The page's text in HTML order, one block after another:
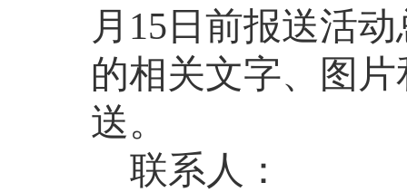
月 15 日前报送活
的相关文字、图
送。
联系人：